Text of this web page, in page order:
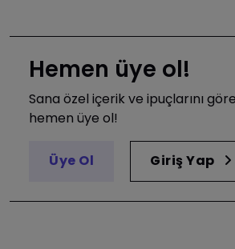
Hemen üye ol!
Sana özel içerik ve ipuçlarını
hemen üye ol!
Üye Ol Giriş Yap